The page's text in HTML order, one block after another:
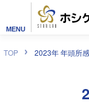
MENU
TOP 2023年 年頭所感